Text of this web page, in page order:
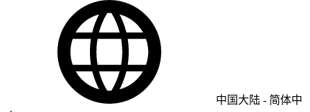
中国大陆 - 简体中